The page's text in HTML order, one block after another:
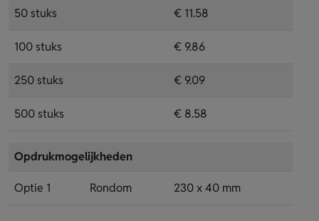
50 stuks € 11.58
100 stuks € 9.86
250 stuks € 9.09
500 stuks € 8.58
Opdrukmogelijkheden
Optie 1 Rondom 230 x 40 mm